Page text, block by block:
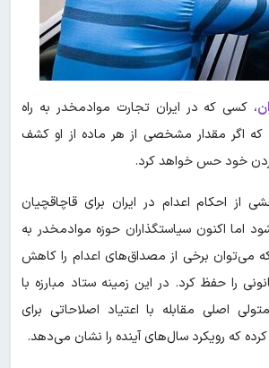
، کسی که در ایران تجارت موادمخدر به راه
که اگر مقدار مشخصی از هر ماده از او کشف
خود حس خواهد کرد.
از احکام اعدام در ایران برای قاچاقچیان
اما اکنون سیاستگذاران حوزه موادمخدر به
می‌توان برخی از مصداق‌های اعدام را کاهش
را حفظ کرد. در این زمینه ستاد مبارزه با
اصلی مقابله با اعتیاد اصلاحاتی برای
که رویکرد سال‌های آینده را نشان می‌دهد.